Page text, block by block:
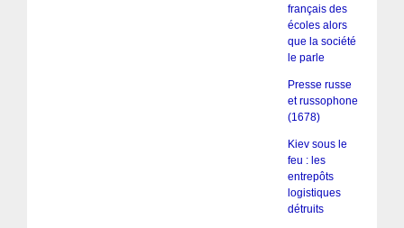
français des
écoles alors
que la société
le parle
Presse russe
et russophone
(1678)
Kiev sous le
feu : les
entrepôts
logistiques
détruits